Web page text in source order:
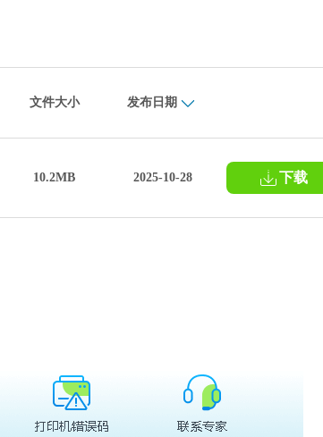
文件大小 发布日期
10.2MB 2025-10-28 下载